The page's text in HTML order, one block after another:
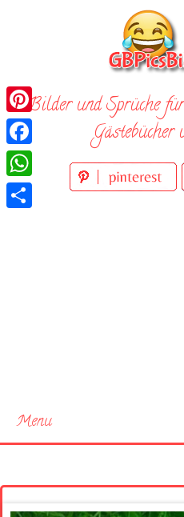
Bilder und Sprüche
Menu
Pinterest
Facebook
WhatsApp